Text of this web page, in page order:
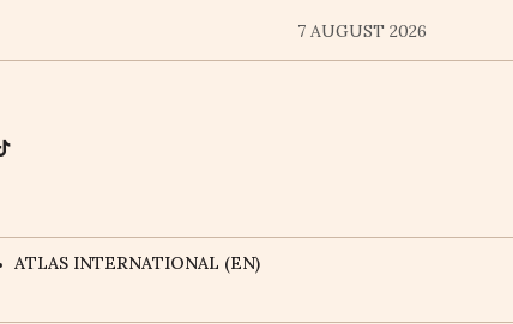
7 AUGUST 2026
ATLAS INTERNATIONAL (EN)